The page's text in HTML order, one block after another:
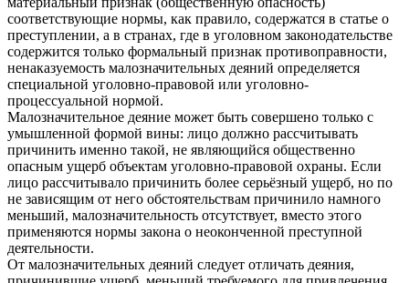
соответствующие нормы, как правило, содержатся в статье о
преступлении, а в странах, где в уголовном законодательстве
содержится только формальный признак противоправности,
ненаказуемость малозначительных деяний определяется
специальной уголовно-правовой или уголовно-
процессуальной нормой.
Малозначительное деяние может быть совершено только с
умышленной формой вины: лицо должно рассчитывать
причинить именно такой, не являющийся общественно
опасным ущерб объектам уголовно-правовой охраны. Если
лицо рассчитывало причинить более серьёзный ущерб, но по
не зависящим от него обстоятельствам причинило намного
меньший, малозначительность отсутствует, вместо этого
применяются нормы закона о неоконченной преступной
деятельности.
От малозначительных деяний следует отличать деяния,